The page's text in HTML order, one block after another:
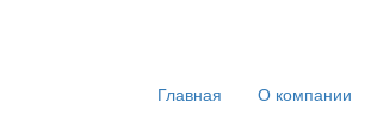
Главная
О компании